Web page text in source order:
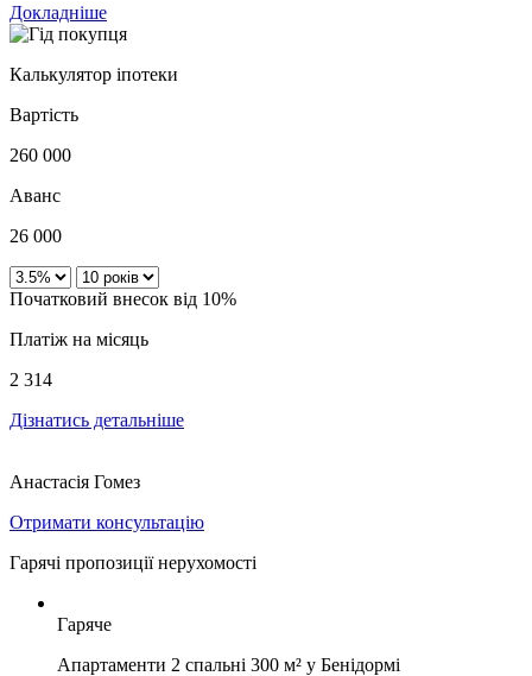
Докладніше
Калькулятор іпотеки
Вартість
260 000
Аванс
26 000
Початковий внесок від 10%
Платіж на місяць
2 314
Дізнатись детальніше
Анастасія Гомез
Отримати консультацію
Гарячі пропозиції нерухомості
Гаряче
Апартаменти 2 спальні 300 м² у Бенідормі